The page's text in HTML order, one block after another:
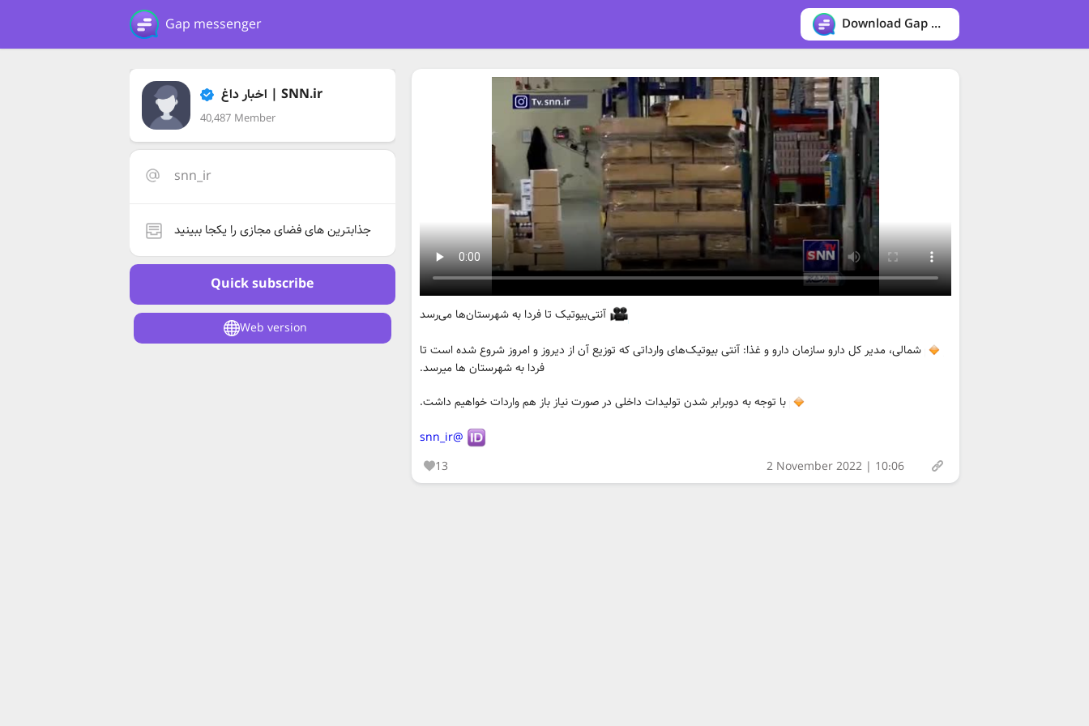
Gap messenger Download Gap messenger
اخبار داغ | SNN.ir
40,487 Member
snn_ir
جذابترین های فضای مجازی را یکجا ببینید
Quick subscribe
Web version
آنتی‌بیوتیک تا فردا به شهرستان‌ها می‌رسد
شمالی، مدیر کل دارو سازمان دارو و غذا: آنتی بیوتیک‌های وارداتی که توزیع آن از دیروز و امروز شروع شده است تا
فردا به شهرستان ها میرسد.
با توجه به دوبرابر شدن تولیدات داخلی در صورت نیاز باز هم واردات خواهیم داشت.
@snn_ir
13
2 November 2022 | 10:06